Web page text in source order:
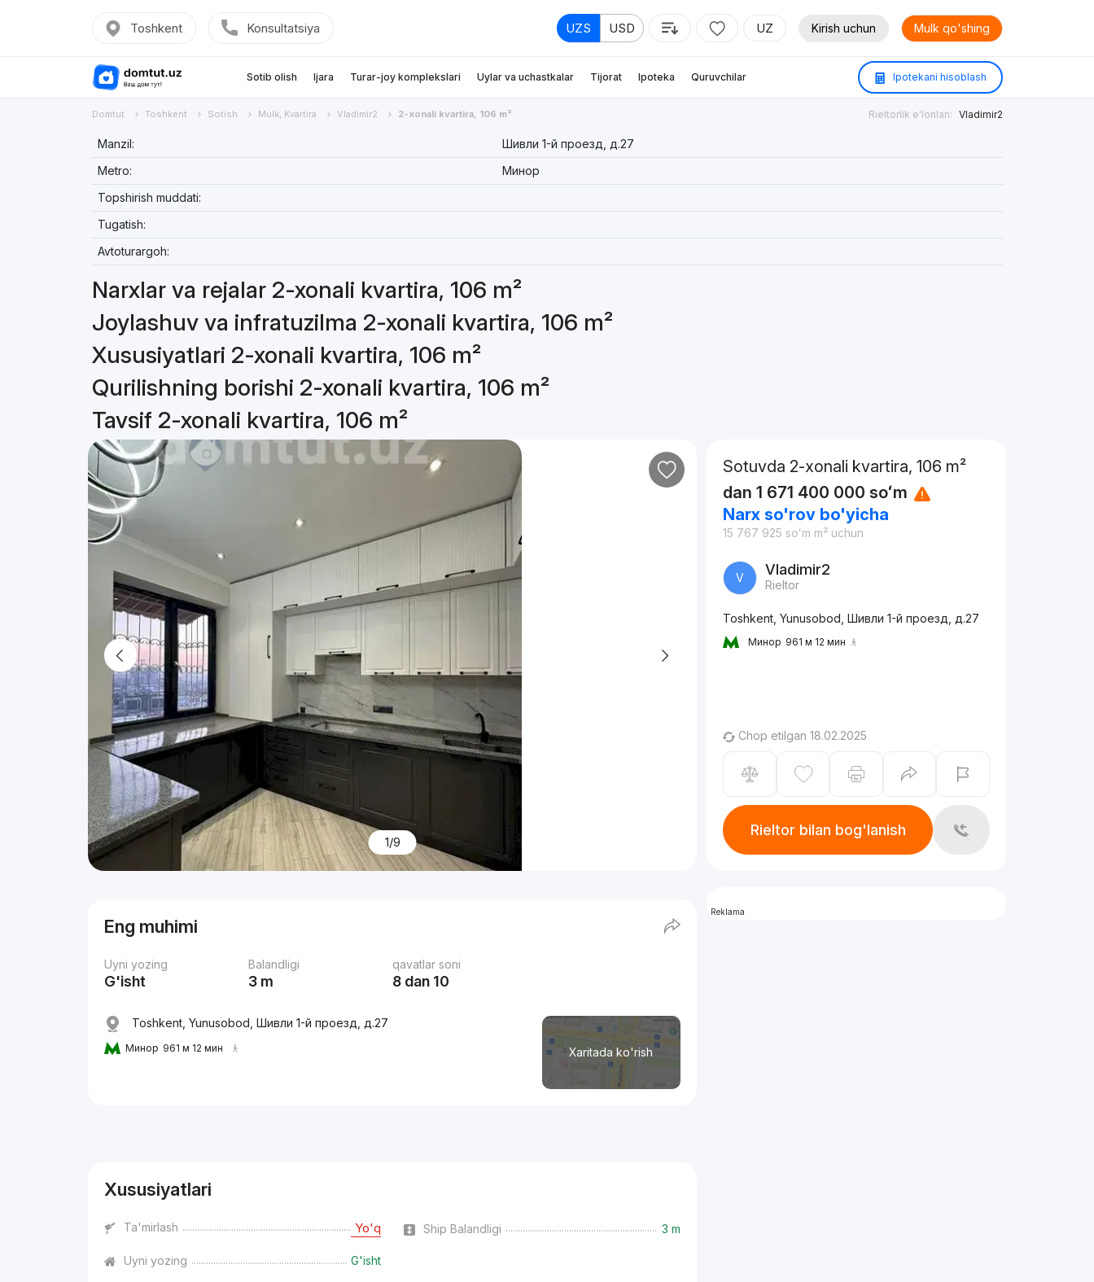
Toshkent Konsultatsiya UZS USD UZ Kirish uchun Mulk qo'shing
Sotib olish Ijara Turar-joy komplekslari Uylar va uchastkalar Tijorat Ipoteka Quruvchilar Ipotekani hisoblash
Domtut Toshkent Sotish Mulk, Kvartira Vladimir2 2-xonali kvartira, 106 m² Rieltorlik e'lonlari: Vladimir2
Manzil:
Шивли 1-й проезд, д.27
Metro:
Минор
Topshirish muddati:
Tugatish:
Avtoturargoh:
Narxlar va rejalar 2-xonali kvartira, 106 m²
Joylashuv va infratuzilma 2-xonali kvartira, 106 m²
Xususiyatlari 2-xonali kvartira, 106 m²
Qurilishning borishi 2-xonali kvartira, 106 m²
Tavsif 2-xonali kvartira, 106 m²
1/9
Eng muhimi
Uyni yozing
G'isht
Balandligi
3 m
qavatlar soni
8 dan 10
Xaritada ko'rish
Toshkent, Yunusobod, Шивли 1-й проезд, д.27
Минор 961 м 12 мин
Xususiyatlari
Ta'mirlash Yo'q Ship Balandligi 3 m
Uyni yozing G'isht
Sotuvda 2-xonali kvartira, 106 m²
dan 1 671 400 000 soʻm
Narx so'rov bo'yicha
15 767 925 soʻm m² uchun
V Vladimir2
Rieltor
Toshkent, Yunusobod, Шивли 1-й проезд, д.27
Минор 961 м 12 мин
Chop etilgan 18.02.2025
Rieltor bilan bog'lanish
Reklama